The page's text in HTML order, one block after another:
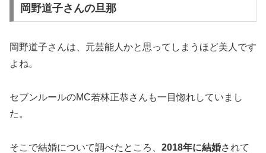
岡野道子さんの旦那
岡野道子さんは、元芸能人かと思ってしまうほど美人です
よね。
セブンルールのMC若林正恭さんも一目惚れしていまし
た。
そこで結婚について調べたところ、 2018年に結婚されて